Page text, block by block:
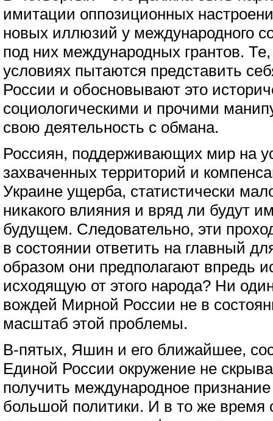
имитации оппозиционных
новых иллюзий у международного
под них международных грантов.
условиях пытаются представить
России и обосновывают это
социологическими и прочими
свою деятельность с обмана.
Россиян, поддерживающих мир на
захваченных территорий и
Украине ущерба, статистически
никакого влияния и вряд ли будут
будущем. Следовательно, эти
в состоянии ответить на главный
образом они предполагают впредь
исходящую от этого народа? Ни
вождей Мирной России не в
масштаб этой проблемы.
В-пятых, Яшин и его ближайшее,
Единой России окружение не
получить международное
большой политики. И в то же время